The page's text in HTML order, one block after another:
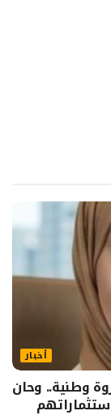
أخبار
وطنية.. وحان